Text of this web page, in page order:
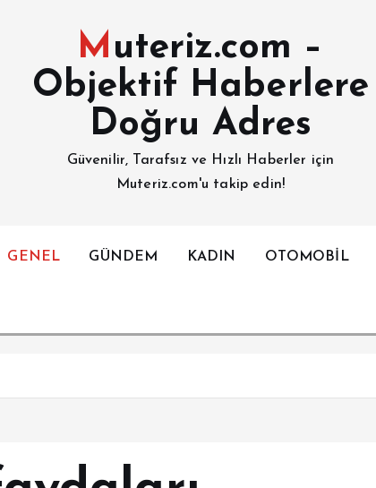
Muteriz.com –
Objektif Haberlere
Doğru Adres
Güvenilir, Tarafsız ve Hızlı Haberler için
Muteriz.com'u takip edin!
GENEL GÜNDEM KADIN OTOMOBİL